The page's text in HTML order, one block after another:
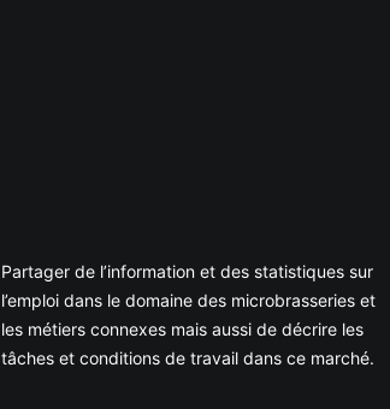
Partager de l’information et des statistiques sur
l’emploi dans le domaine des microbrasseries et
les métiers connexes mais aussi de décrire les
tâches et conditions de travail dans ce marché.